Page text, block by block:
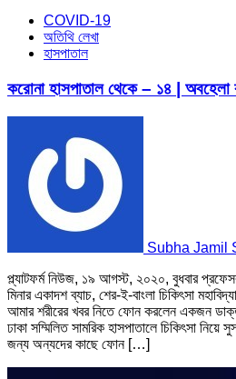
COVID-19
অতিথি লেখা
হাসপাতাল
করোনা হাসপাতাল থেকে – ১৪ |
Subha Jamil
প্ল্যাটফর্ম নিউজ, ১৯ আগস্ট, ২০২০, বুধবার
মিনার একাদশ ব্যাচ, শের-ই-বাংলা চিকিৎসা
আমার শরীরের খবর নিতে ফোন করলেন একজন
ঢাকা সম্মিলিত সামরিক হাসপাতালে চিকিৎসা
জন্য অন্যদের কাছে ফোন […]